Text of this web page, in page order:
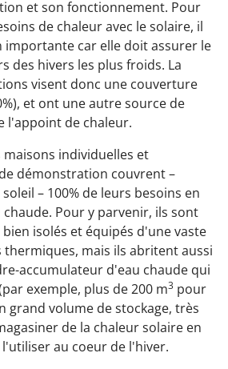
et son fonctionnement. Pour
de chaleur avec le solaire, il
car elle doit assurer le
des hivers les plus froids. La
visent donc une couverture
et ont une autre source de
l'appoint de chaleur.
maisons individuelles et
démonstration couvrent –
– 100% de leurs besoins en
Pour y parvenir, ils sont
isolés et équipés d'une vaste
mais ils abritent aussi
accumulateur d'eau chaude qui
exemple, plus de 200 m3 pour
grand volume de stockage, très
de la chaleur solaire en
au coeur de l'hiver.